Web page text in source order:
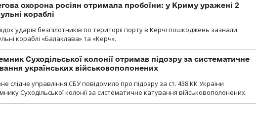
охорона росіян отримала пробоїни: у Криму уражені 2
кораблі
ударів безпілотників по території порту в Керчі пошкоджень зазнали
кораблі «Балаклава» та «Керч».
Суходільської колонії отримав підозру за систематичне
українських військовополонених
слідче управління СБУ повідомило про підозру за ст. 438 КК України
Суходільської колонії за систематичне катування військовополонених.